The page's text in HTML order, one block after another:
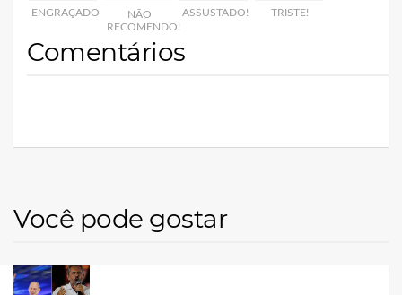
ENGRAÇADO
NÃO
RECOMENDO!
ASSUSTADO! TRISTE!
Comentários
Você pode gostar